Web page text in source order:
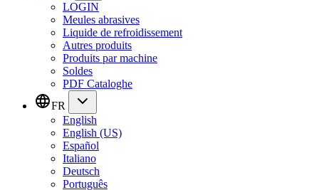
LOGIN
Meules abrasives
Liquide de refroidissement
Autres produits
Produits par machine
Soldes
PDF Cataloghe
FR
English
English (US)
Español
Italiano
Deutsch
Português